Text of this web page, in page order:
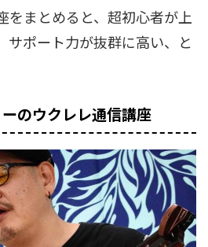
をまとめると、超初心者が上
サポート力が抜群に高い、と
のウクレレ通信講座